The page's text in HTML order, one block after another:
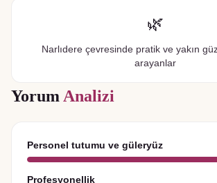
🌿
Narlıdere çevresinde pratik ve yakın
arayanlar
Yorum Analizi
Personel tutumu ve güleryüz
Profesyonellik